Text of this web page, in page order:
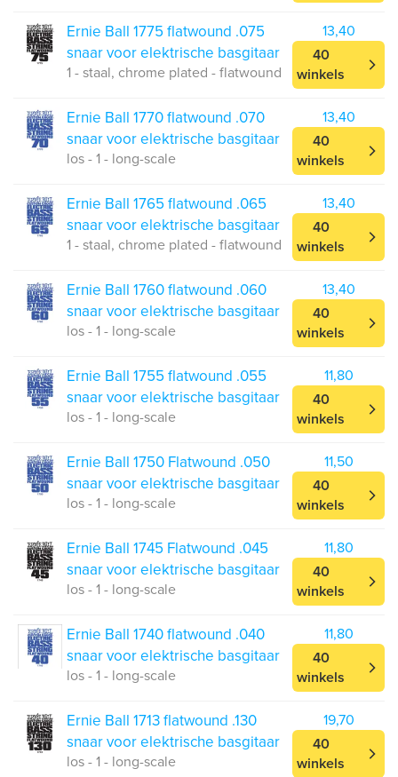
Ernie Ball 1775 flatwound .075
snaar voor elektrische basgitaar
1 - staal, chrome plated - flatwound
13,40
40
winkels
Ernie Ball 1770 flatwound .070
snaar voor elektrische basgitaar
los - 1 - long-scale
13,40
40
winkels
Ernie Ball 1765 flatwound .065
snaar voor elektrische basgitaar
1 - staal, chrome plated - flatwound
13,40
40
winkels
Ernie Ball 1760 flatwound .060
snaar voor elektrische basgitaar
los - 1 - long-scale
13,40
40
winkels
Ernie Ball 1755 flatwound .055
snaar voor elektrische basgitaar
los - 1 - long-scale
11,80
40
winkels
Ernie Ball 1750 Flatwound .050
snaar voor elektrische basgitaar
los - 1 - long-scale
11,50
40
winkels
Ernie Ball 1745 Flatwound .045
snaar voor elektrische basgitaar
los - 1 - long-scale
11,80
40
winkels
Ernie Ball 1740 flatwound .040
snaar voor elektrische basgitaar
los - 1 - long-scale
11,80
40
winkels
Ernie Ball 1713 flatwound .130
snaar voor elektrische basgitaar
los - 1 - long-scale
19,70
40
winkels